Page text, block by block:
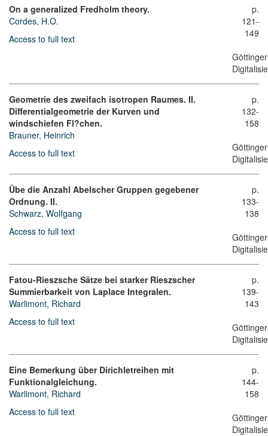
On a generalized Fredholm theory.
Cordes, H.O.
Access to full text
p.
121-
149
Göttinger
Geometrie des zweifach isotropen Raumes. II.
Differentialgeometrie der Kurven und
windschiefen Fl?chen.
Brauner, Heinrich
Access to full text
p.
132-
158
Göttinger
Übe die Anzahl Abelscher Gruppen gegebener
Ordnung. II.
Schwarz, Wolfgang
Access to full text
p.
133-
138
Göttinger
Fatou-Rieszsche Sätze bei starker Rieszscher
Summierbarkeit von Laplace Integralen.
Warlimont, Richard
Access to full text
p.
139-
143
Göttinger
Eine Bemerkung über Dirichletreihen mit
Funktionalgleichung.
Warlimont, Richard
Access to full text
p.
144-
158
Göttinger